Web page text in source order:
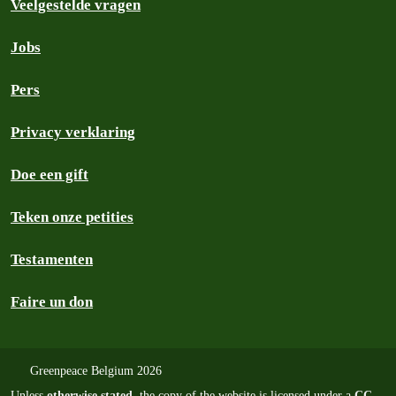
Veelgestelde vragen
Jobs
Pers
Privacy verklaring
Doe een gift
Teken onze petities
Testamenten
Faire un don
Greenpeace Belgium 2026